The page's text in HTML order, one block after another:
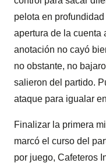
pelota en
apertura de la cuenta
anotación no cayó
no obstante, no
salieron del partido.
ataque para igualar
Finalizar la primera
marcó el curso del
por juego, Cafeteros